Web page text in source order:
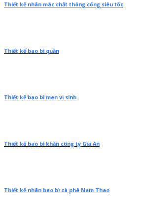
Thiết kế nhãn mác chất thông cống siêu tốc
Thiết kế bao bì quần
Thiết kế bao bì men vi sinh
Thiết kế bao bì khăn công ty Gia An
Thiết kế nhãn bao bì cà phê Nam Thao